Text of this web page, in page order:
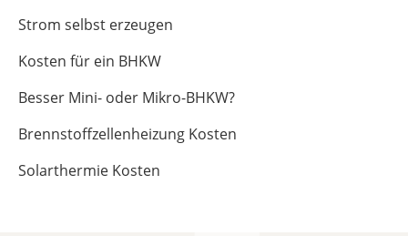
Strom selbst erzeugen
Kosten für ein BHKW
Besser Mini- oder Mikro-BHKW?
Brennstoffzellenheizung Kosten
Solarthermie Kosten